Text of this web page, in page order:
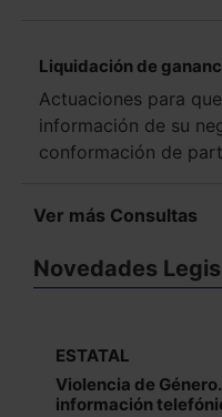
Liquidación de
Actuaciones para
información de su
conformación de
Ver más Consultas
Novedades
ESTATAL
Violencia de
información